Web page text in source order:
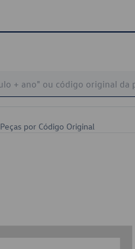
Peças por Código Original